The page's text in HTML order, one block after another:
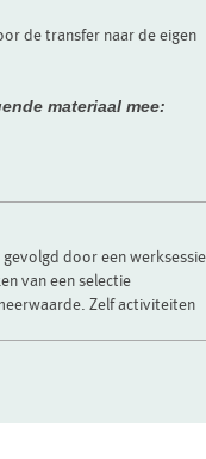
de transfer naar de eigen
materiaal mee:
door een werksessie
van een selectie
Zelf activiteiten